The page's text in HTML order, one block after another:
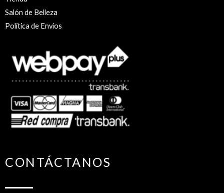
Salón de Belleza
Política de Envíos
CONTÁCTANOS